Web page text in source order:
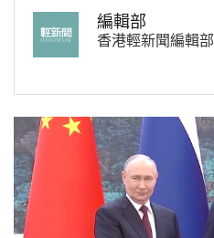
編輯部
香港輕新聞編輯部